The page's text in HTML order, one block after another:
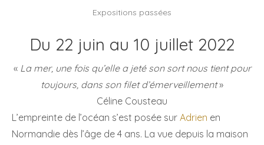
Expositions passées
Du 22 juin au 10 juillet 2022
« La mer, une fois qu’elle a jeté son sort nous tient pour
toujours, dans son filet d’émerveillement»
Céline Cousteau
L’empreinte de l’océan s’est posée sur Adrien en
Normandie dès l’âge de 4 ans. La vue depuis la maison